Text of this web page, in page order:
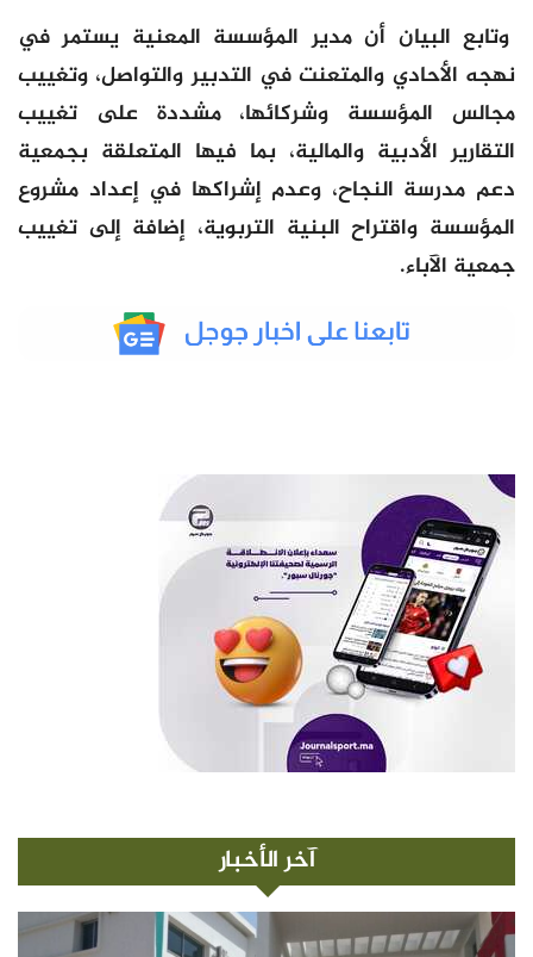
وتابع البيان أن مدير المؤسسة المعنية يستمر في
نهجه الأحادي والمتعنت في التدبير والتواصل، وتغييب
مجالس المؤسسة وشركائها، مشددة على تغييب
التقارير الأدبية والمالية، بما فيها المتعلقة بجمعية
دعم مدرسة النجاح، وعدم إشراكها في إعداد مشروع
المؤسسة واقتراح البنية التربوية، إضافة إلى تغييب
جمعية الآباء.
آخر الأخبار